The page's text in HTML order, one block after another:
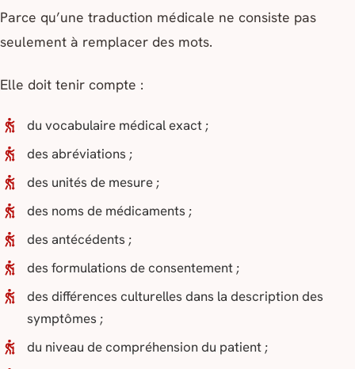
Parce qu’une traduction médicale ne consiste pas
seulement à remplacer des mots.
Elle doit tenir compte :
du vocabulaire médical exact ;
des abréviations ;
des unités de mesure ;
des noms de médicaments ;
des antécédents ;
des formulations de consentement ;
des différences culturelles dans la description des
symptômes ;
du niveau de compréhension du patient ;